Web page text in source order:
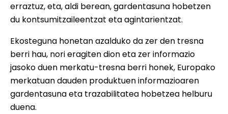
erraztuz, eta, aldi berean, gardentasuna hobetzen
du kontsumitzaileentzat eta agintarientzat.
Ekosteguna honetan azalduko da zer den tresna
berri hau, nori eragiten dion eta zer informazio
jasoko duen merkatu-tresna berri honek, Europako
merkatuan dauden produktuen informazioaren
gardentasuna eta trazabilitatea hobetzea helburu
duena.